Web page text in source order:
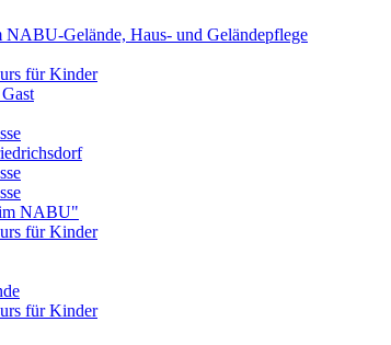
NABU-Gelände, Haus- und Geländepflege
für Kinder
NABU"
für Kinder
für Kinder